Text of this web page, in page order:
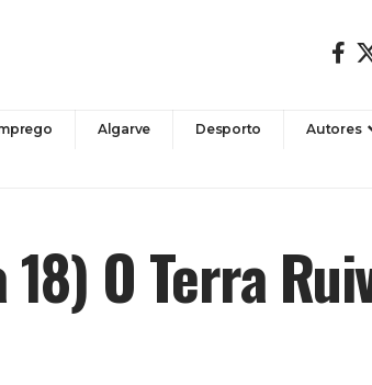
Algarve Desporto Autores
O Terra